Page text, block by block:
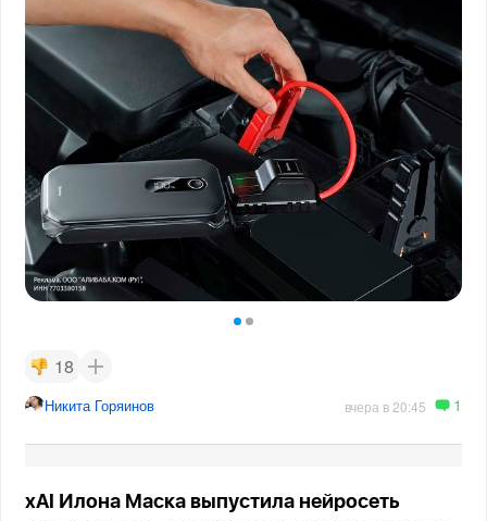
18
Никита Горяинов вчера в 20:45 1
xAI Илона Маска выпустила нейросеть